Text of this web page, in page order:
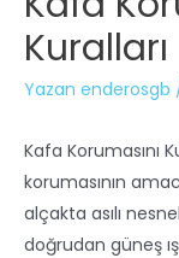
Kuralları
Yazan enderosgb
Kafa Korumasını
korumasının
alçakta asılı
doğrudan güneş